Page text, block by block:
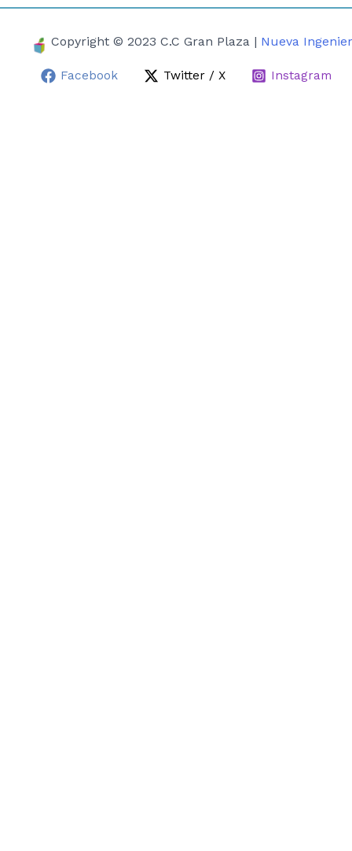
Copyright © 2023 C.C Gran Plaza | Nueva
Facebook Twitter / X Instagram